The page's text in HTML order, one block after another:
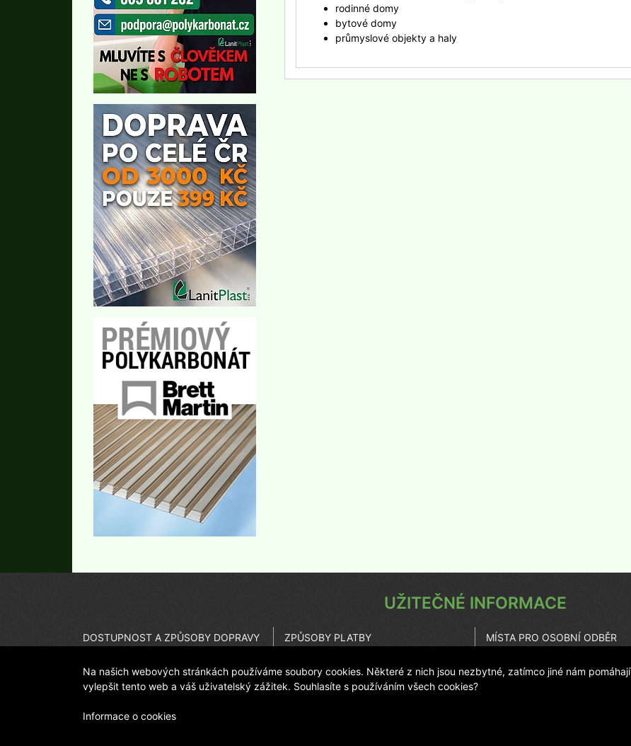
rodinné domy
bytové domy
průmyslové objekty a haly
UŽITEČNÉ INFORMACE
DOSTUPNOST A ZPŮSOBY DOPRAVY
DŮLEŽITÉ UPOZORNĚNÍ - KVALITA
ZPŮSOBY PLATBY
PROVOZOVATEL ESHOPU
MÍSTA PRO OSOBNÍ ODBĚR
ČASTO KLADENÉ OTÁZKY
Na našich webových stránkách používáme soubory cookies. Některé z nich jsou nezbytné, zatímco jiné nám pomáhají
vylepšit tento web a váš uživatelský zážitek. Souhlasíte s používáním všech cookies?
Informace o cookies